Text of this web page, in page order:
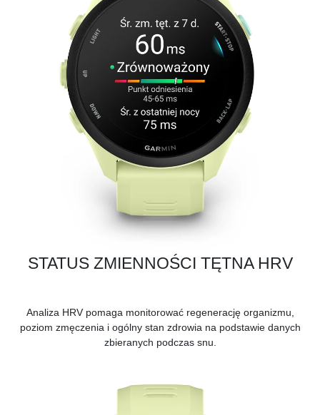
STATUS ZMIENNOŚCI TĘTNA HRV
Analiza HRV pomaga monitorować regenerację organizmu,
poziom zmęczenia i ogólny stan zdrowia na podstawie danych
zbieranych podczas snu.